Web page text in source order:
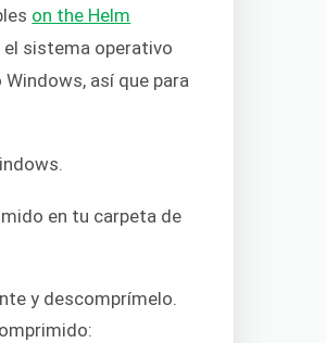
on the Helm
el sistema operativo
así que para
en tu carpeta de
y descomprímelo.